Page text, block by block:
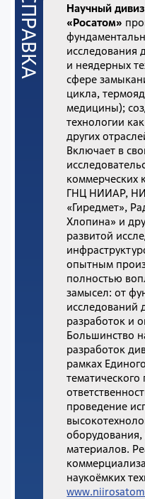
Научный
«Росатом»
исследования
и неядерных
сфере
цикла,
медицины);
технологии
других
Включает в
ГНЦ НИИАР,
«Гиредмет»,
Хлопина» и
развитой
опытным
полностью
замысел: от
исследований
разработок и
Большинство
разработок
рамках
проведение
материалов.
наукоёмких